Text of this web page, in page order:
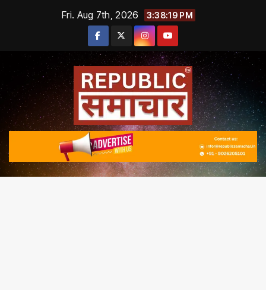
Fri. Aug 7th, 2026 3:38:20 PM